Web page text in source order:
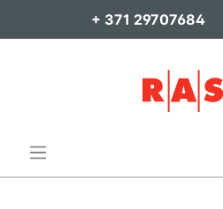
+ 371 29707684